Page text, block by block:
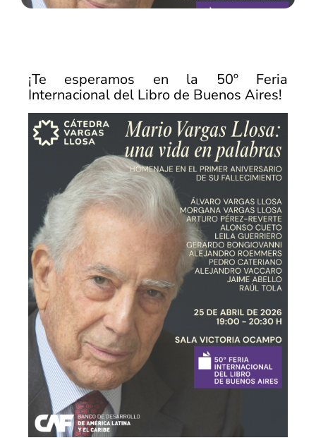
¡Te esperamos en la 50º Feria
Internacional del Libro de Buenos Aires!